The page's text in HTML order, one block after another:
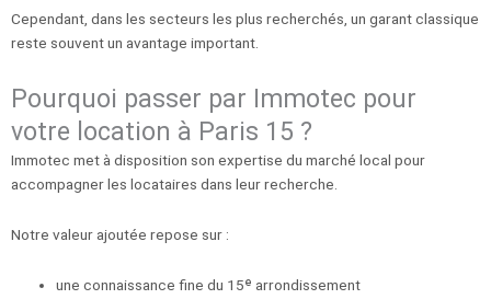
Cependant, dans les secteurs les plus recherchés, un garant classique
reste souvent un avantage important.
Pourquoi passer par Immotec pour
votre location à Paris 15 ?
Immotec met à disposition son expertise du marché local pour
accompagner les locataires dans leur recherche.
Notre valeur ajoutée repose sur :
une connaissance fine du 15ᵉ arrondissement